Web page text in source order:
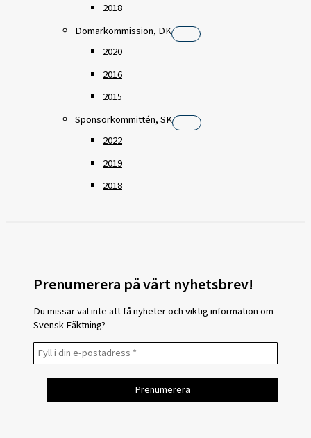
2018
Domarkommission, DK
2020
2016
2015
Sponsorkommittén, SK
2022
2019
2018
Prenumerera på vårt nyhetsbrev!
Du missar väl inte att få nyheter och viktig information om
Svensk Fäktning?